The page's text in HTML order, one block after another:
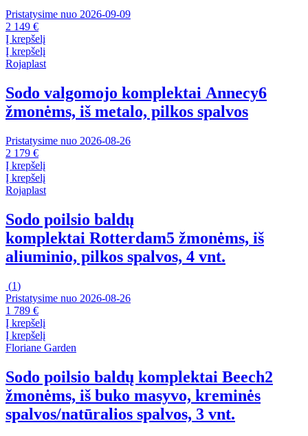
Pristatysime nuo 2026‑09‑09
2 149 €
Į krepšelį
Į krepšelį
Rojaplast
Sodo valgomojo komplektai Annecy6
žmonėms, iš metalo, pilkos spalvos
Pristatysime nuo 2026‑08‑26
2 179 €
Į krepšelį
Į krepšelį
Rojaplast
Sodo poilsio baldų
komplektai Rotterdam5 žmonėms, iš
aliuminio, pilkos spalvos, 4 vnt.
(1)
Pristatysime nuo 2026‑08‑26
1 789 €
Į krepšelį
Į krepšelį
Floriane Garden
Sodo poilsio baldų komplektai Beech2
žmonėms, iš buko masyvo, kreminės
spalvos/natūralios spalvos, 3 vnt.